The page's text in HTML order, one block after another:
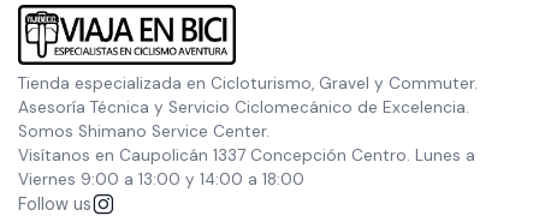
Tienda especializada en Cicloturismo, Gravel y Commuter.
Asesoría Técnica y Servicio Ciclomecánico de Excelencia.
Somos Shimano Service Center.
Visítanos en Caupolicán 1337 Concepción Centro. Lunes a
Viernes 9:00 a 13:00 y 14:00 a 18:00
Follow us